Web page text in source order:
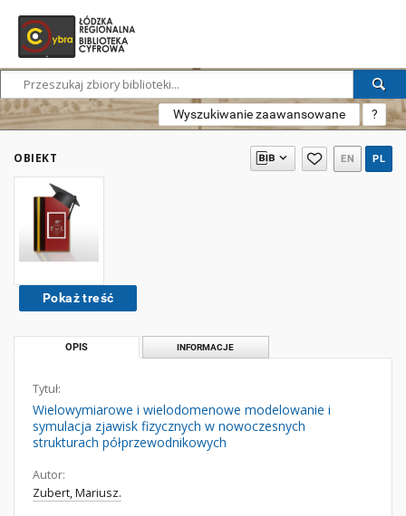
Wyszukiwanie zaawansowane ?
OBIEKT EN PL
Pokaż treść
OPIS INFORMACJE
Tytuł:
Wielowymiarowe i wielodomenowe modelowanie i
symulacja zjawisk fizycznych w nowoczesnych
strukturach półprzewodnikowych
Autor:
Zubert, Mariusz.